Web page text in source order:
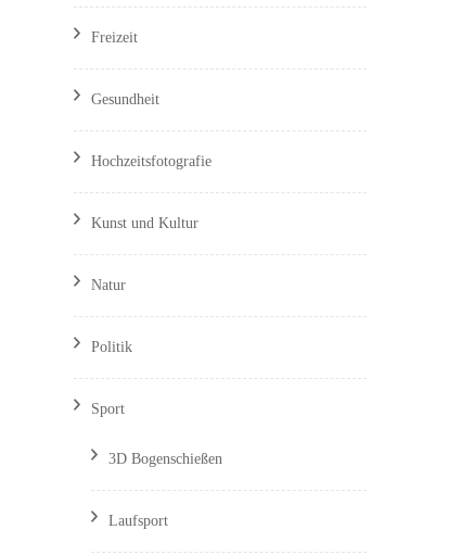
Freizeit
Gesundheit
Hochzeitsfotografie
Kunst und Kultur
Natur
Politik
Sport
3D Bogenschießen
Laufsport